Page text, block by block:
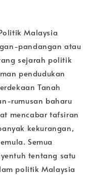
Malaysia
pandangan atau
sejarah politik
pendudukan
Tanah
rumusan baharu
mencabar tafsiran
kekurangan,
Semua
tentang satu
politik Malaysia